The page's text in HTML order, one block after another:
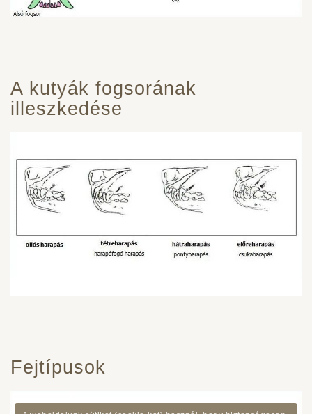
A kutyák fogsorának
illeszkedése
Fejtípusok